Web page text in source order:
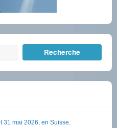
31 mai 2026, en Suisse.